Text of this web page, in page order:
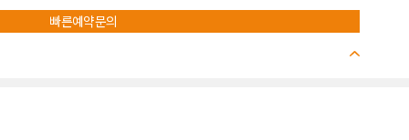
빠른예약문의